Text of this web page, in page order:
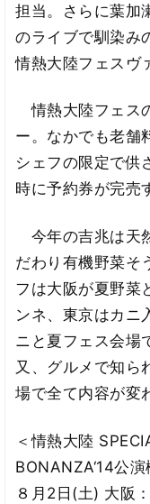
担当。さらに葉加
のライブで馴染み
情熱大陸フェスヴ
情熱大陸フェス
ー。なかでも老舗
シェフの限定で供
時に予約券が完売
今年の吉兆は天
だわり有機野菜そ
フは大阪が夏野菜
ンネ、東京はカニ
ニと夏フェス会場
又、グルメで知ら
場で全て内容が変
＜情熱大陸
BONANZA‘14公演
８月2日(土) 大阪